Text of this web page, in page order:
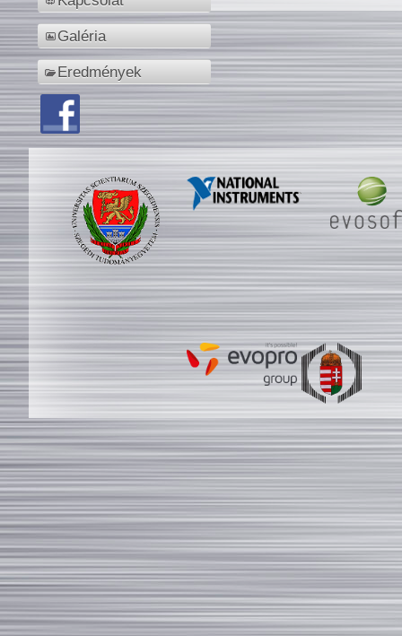
Galéria
Eredmények